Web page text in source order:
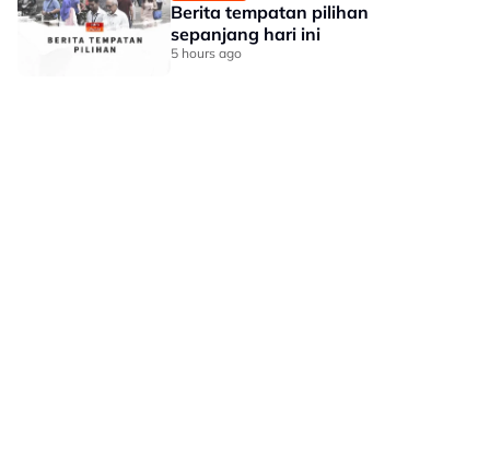
Berita tempatan pilihan
sepanjang hari ini
5 hours ago